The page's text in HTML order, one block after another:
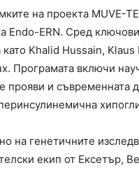
на проекта MUVE-
Endo-ERN. Сред
като Khalid Hussain,
Програмата включи
прояви и съвременната
на генетичните
екип от Ексетър,